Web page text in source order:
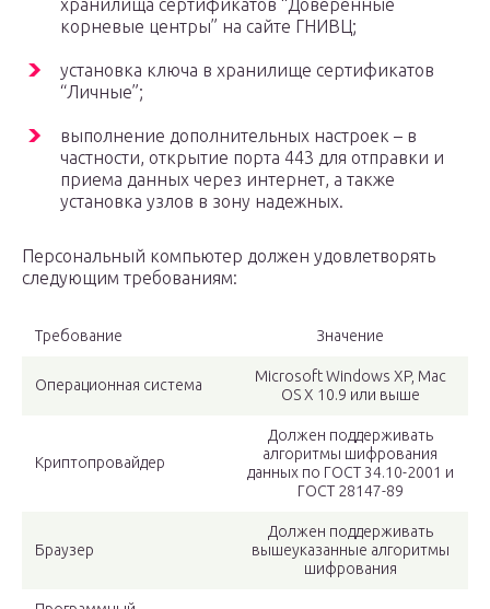
хранилища сертификатов “Доверенные
корневые центры” на сайте ГНИВЦ;
установка ключа в хранилище сертификатов
“Личные”;
выполнение дополнительных настроек – в
частности, открытие порта 443 для отправки и
приема данных через интернет, а также
установка узлов в зону надежных.
Персональный компьютер должен удовлетворять
следующим требованиям:
Требование Значение
Операционная система
Microsoft Windows XP, Mac
OS X 10.9 или выше
Криптопровайдер
Должен поддерживать
алгоритмы шифрования
данных по ГОСТ 34.10-2001 и
ГОСТ 28147-89
Браузер
Должен поддерживать
вышеуказанные алгоритмы
шифрования